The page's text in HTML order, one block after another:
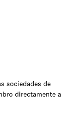
sociedades de
directamente a